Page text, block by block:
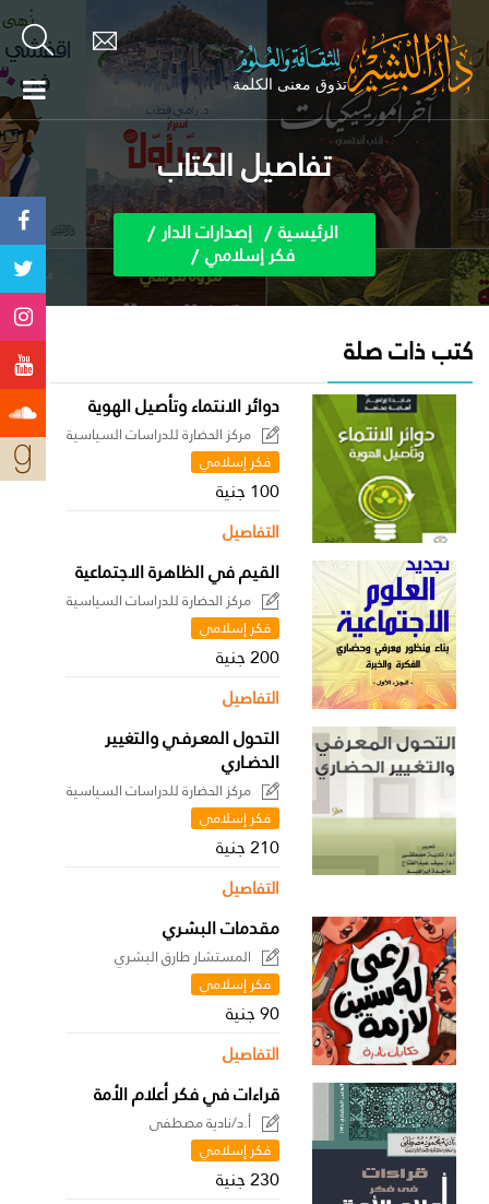
تفاصيل الكتاب
الرئيسية إصدارات الدار
فكر إسلامي
كتب ذات صلة
دوائر الانتماء وتأصيل الهوية
مركز الحضارة للدراسات السياسية
فكر إسلامي
100 جنية
التفاصيل
القيم في الظاهرة الاجتماعية
مركز الحضارة للدراسات السياسية
فكر إسلامي
200 جنية
التفاصيل
التحول المعـرفـي والتغيير
الحضـاري
مركز الحضارة للدراسات السياسية
فكر إسلامي
210 جنية
التفاصيل
مقدمات البشري
المستشار طارق البشري
فكر إسلامي
90 جنية
التفاصيل
قراءات في فكر أعلام الأمة
أ.د/نادية مصطفى
فكر إسلامي
230 جنية